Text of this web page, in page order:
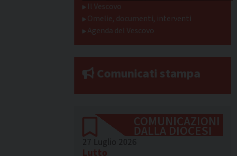
Il Vescovo
Omelie, documenti, interventi
Agenda del Vescovo
Comunicati stampa
COMUNICAZIONI
DALLA DIOCESI
27 Luglio 2026
Lutto